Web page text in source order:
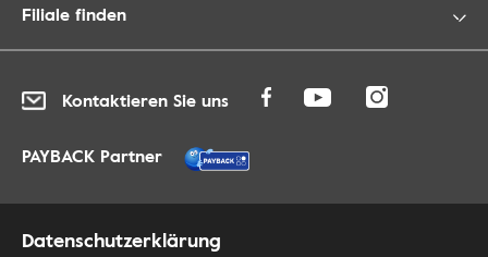
Filiale finden
Kontaktieren Sie uns
PAYBACK Partner
Datenschutzerklärung